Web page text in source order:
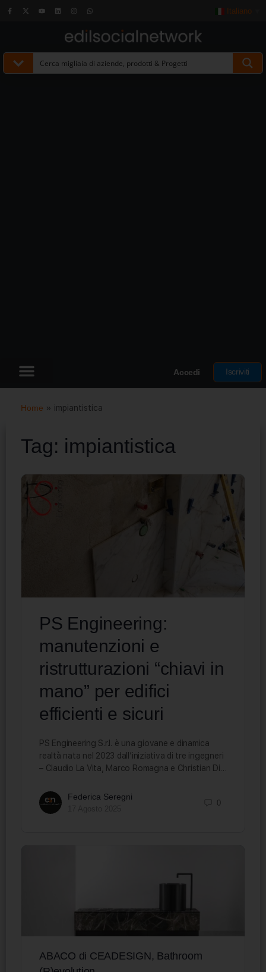
Italiano
Accedi Iscriviti
Home » impiantistica
Tag: impiantistica
PS Engineering:
manutenzioni e
ristrutturazioni “chiavi in
mano” per edifici
efficienti e sicuri
PS Engineering S.r.l. è una giovane e dinamica
realtà nata nel 2023 dall’iniziativa di tre ingegneri
– Claudio La Vita, Marco Romagna e Christian Di…
Federica Seregni
0
ABACO di CEADESIGN, Bathroom